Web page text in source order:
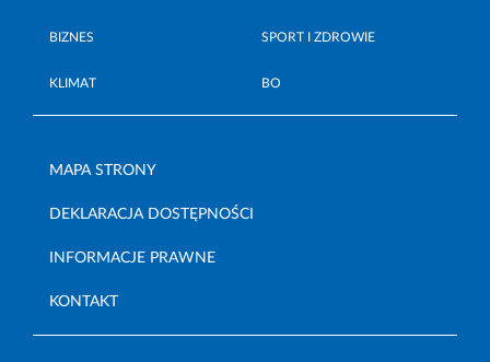
BIZNES SPORT I ZDROWIE
KLIMAT BO
MAPA STRONY
DEKLARACJA DOSTĘPNOŚCI
INFORMACJE PRAWNE
KONTAKT